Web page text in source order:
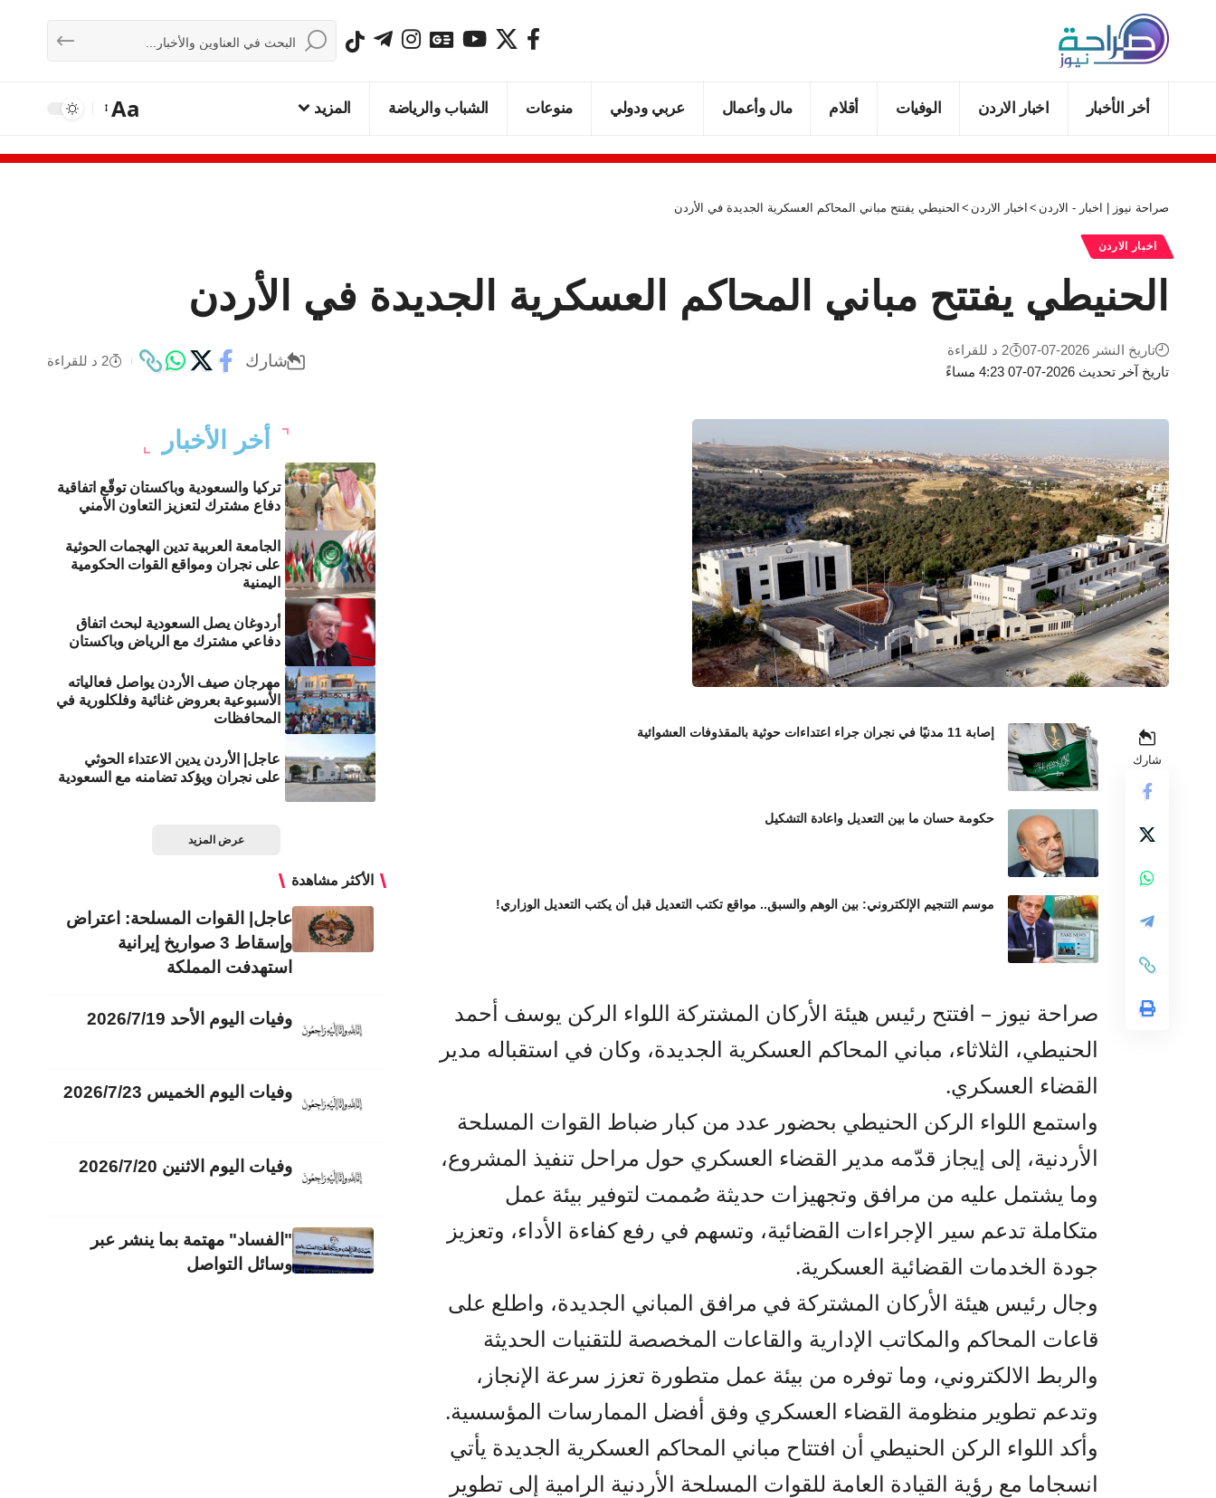
أخر الأخبار اخبار الاردن الوفيات أقلام مال وأعمال عربي ودولي منوعات الشباب والرياضة المزيد Aa
صراحة نيوز | اخبار - الاردن > اخبار الاردن > الحنيطي يفتتح مباني المحاكم العسكرية الجديدة في الأردن
اخبار الاردن
الحنيطي يفتتح مباني المحاكم العسكرية الجديدة في الأردن
تاريخ آخر تحديث 2026-07-07 4:23 مساءً
تاريخ النشر 2026-07-07 2 د للقراءة
شارك 2 د للقراءة
شارك
إصابة 11 مدنيًا في نجران جراء اعتداءات حوثية بالمقذوفات العشوائية
حكومة حسان ما بين التعديل واعادة التشكيل
موسم التنجيم الإلكتروني: بين الوهم والسبق.. مواقع تكتب التعديل قبل أن يكتب التعديل الوزاري!
صراحة نيوز – افتتح رئيس هيئة الأركان المشتركة اللواء الركن يوسف أحمد
الحنيطي، الثلاثاء، مباني المحاكم العسكرية الجديدة، وكان في استقباله مدير
القضاء العسكري.
واستمع اللواء الركن الحنيطي بحضور عدد من كبار ضباط القوات المسلحة
الأردنية، إلى إيجاز قدّمه مدير القضاء العسكري حول مراحل تنفيذ المشروع،
وما يشتمل عليه من مرافق وتجهيزات حديثة صُممت لتوفير بيئة عمل
متكاملة تدعم سير الإجراءات القضائية، وتسهم في رفع كفاءة الأداء، وتعزيز
جودة الخدمات القضائية العسكرية.
وجال رئيس هيئة الأركان المشتركة في مرافق المباني الجديدة، واطلع على
قاعات المحاكم والمكاتب الإدارية والقاعات المخصصة للتقنيات الحديثة
والربط الالكتروني، وما توفره من بيئة عمل متطورة تعزز سرعة الإنجاز،
وتدعم تطوير منظومة القضاء العسكري وفق أفضل الممارسات المؤسسية.
وأكد اللواء الركن الحنيطي أن افتتاح مباني المحاكم العسكرية الجديدة يأتي
انسجاما مع رؤية القيادة العامة للقوات المسلحة الأردنية الرامية إلى تطوير
أخر الأخبار
تركيا والسعودية وباكستان توقّع اتفاقية
دفاع مشترك لتعزيز التعاون الأمني
الجامعة العربية تدين الهجمات الحوثية
على نجران ومواقع القوات الحكومية
اليمنية
أردوغان يصل السعودية لبحث اتفاق
دفاعي مشترك مع الرياض وباكستان
مهرجان صيف الأردن يواصل فعالياته
الأسبوعية بعروض غنائية وفلكلورية في
المحافظات
عاجل| الأردن يدين الاعتداء الحوثي
على نجران ويؤكد تضامنه مع السعودية
عرض المزيد
الأكثر مشاهدة
عاجل| القوات المسلحة: اعتراض
وإسقاط 3 صواريخ إيرانية
استهدفت المملكة
وفيات اليوم الأحد 2026/7/19
وفيات اليوم الخميس 2026/7/23
وفيات اليوم الاثنين 2026/7/20
"الفساد" مهتمة بما ينشر عبر
وسائل التواصل